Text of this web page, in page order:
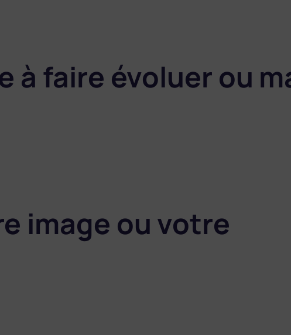
à faire évoluer ou
image ou votre